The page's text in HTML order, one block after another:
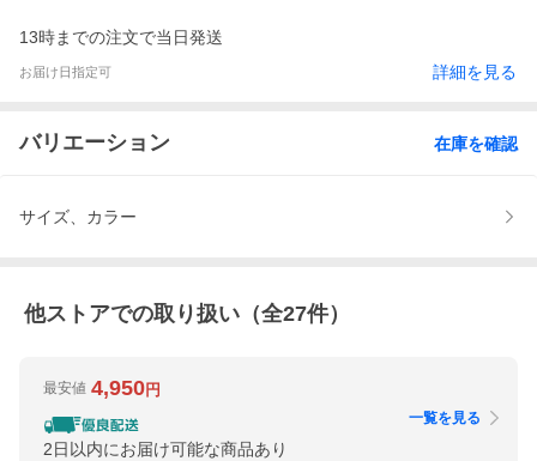
13時までの注文で当日発送
お届け日指定可 詳細を見る
バリエーション 在庫を確認
サイズ、カラー
他ストアでの取り扱い（全27件）
最安値 4,950円
2日以内にお届け可能な商品あり
一覧を見る